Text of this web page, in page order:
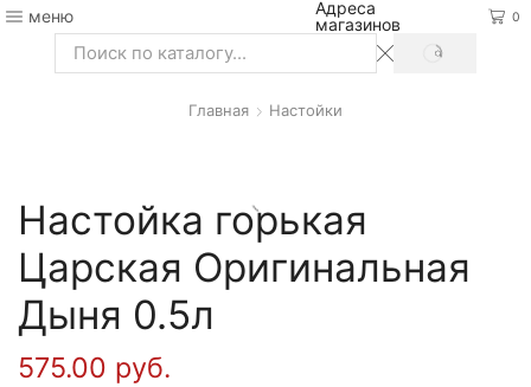
меню
Адреса
магазинов
0
Search
SEARCH
Главная Настойки
Настойка горькая
Царская Оригинальная
Дыня 0.5л
575.00 руб.